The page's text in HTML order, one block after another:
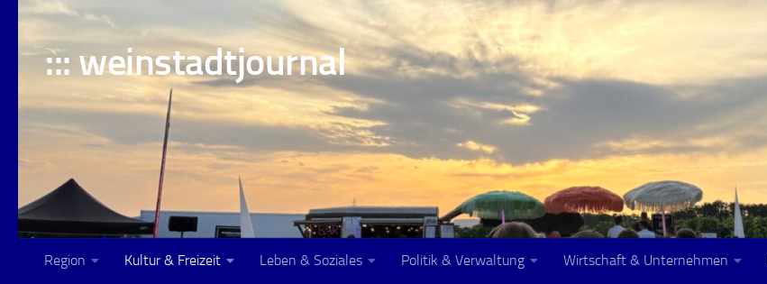
Skip to content
::: weinstadtjournal
Region Kultur & Freizeit Leben & Soziales Politik & Verwaltung Wirtschaft & Unternehmen